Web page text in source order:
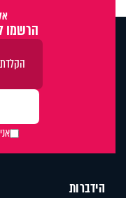
הרשמו
הידברות